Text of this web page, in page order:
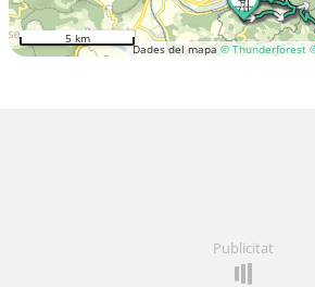
Dades del mapa © Thunderforest
5 km
Publicitat